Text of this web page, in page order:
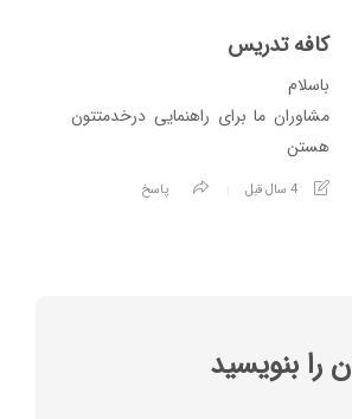
کافه تدریس
باسلام
مشاوران ما برای راهنمایی درخدمتتون
هستن
4 سال قبل پاسخ
را بنویسید